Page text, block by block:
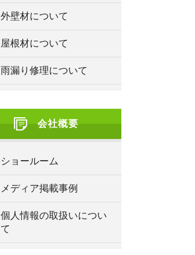
外壁材について
屋根材について
雨漏り修理について
会社概要
ショールーム
メディア掲載事例
個人情報の取扱いについ
て